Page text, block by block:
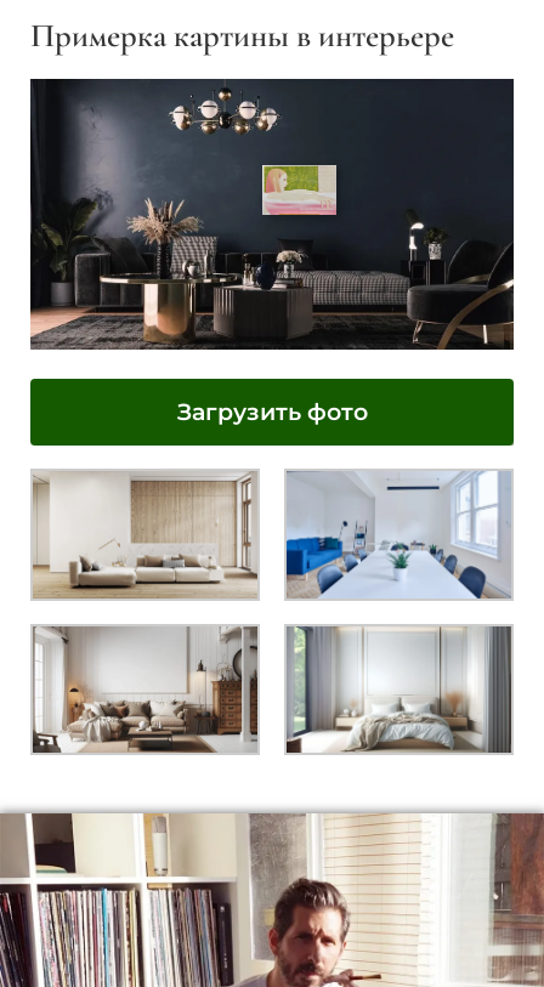
Примерка картины в интерьере
Загрузить фото